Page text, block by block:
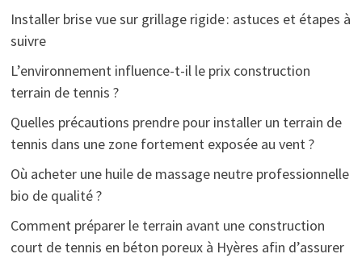
Installer brise vue sur grillage rigide : astuces et étapes à
suivre
L’environnement influence-t-il le prix construction
terrain de tennis ?
Quelles précautions prendre pour installer un terrain de
tennis dans une zone fortement exposée au vent ?
Où acheter une huile de massage neutre professionnelle
bio de qualité ?
Comment préparer le terrain avant une construction
court de tennis en béton poreux à Hyères afin d’assurer